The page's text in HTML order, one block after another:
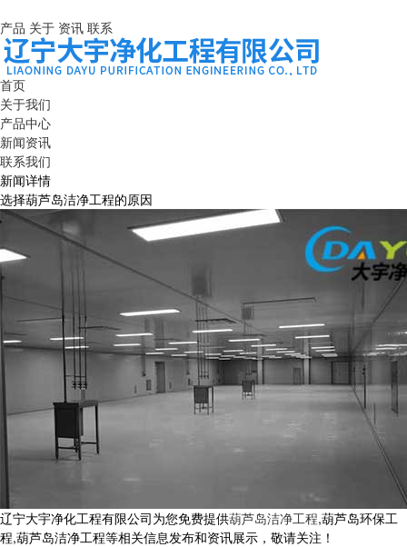
产品 关于 资讯 联系
首页
关于我们
产品中心
新闻资讯
联系我们
新闻详情
选择葫芦岛洁净工程的原因
辽宁大宇净化工程有限公司为您免费提供葫芦岛洁净工程,葫芦岛环保工
程,葫芦岛洁净工程等相关信息发布和资讯展示，敬请关注！